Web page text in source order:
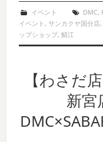
イベント DMC,
イベント , サンカクヤ国分店,
ップショップ,鯖江
【わさだ
新宮